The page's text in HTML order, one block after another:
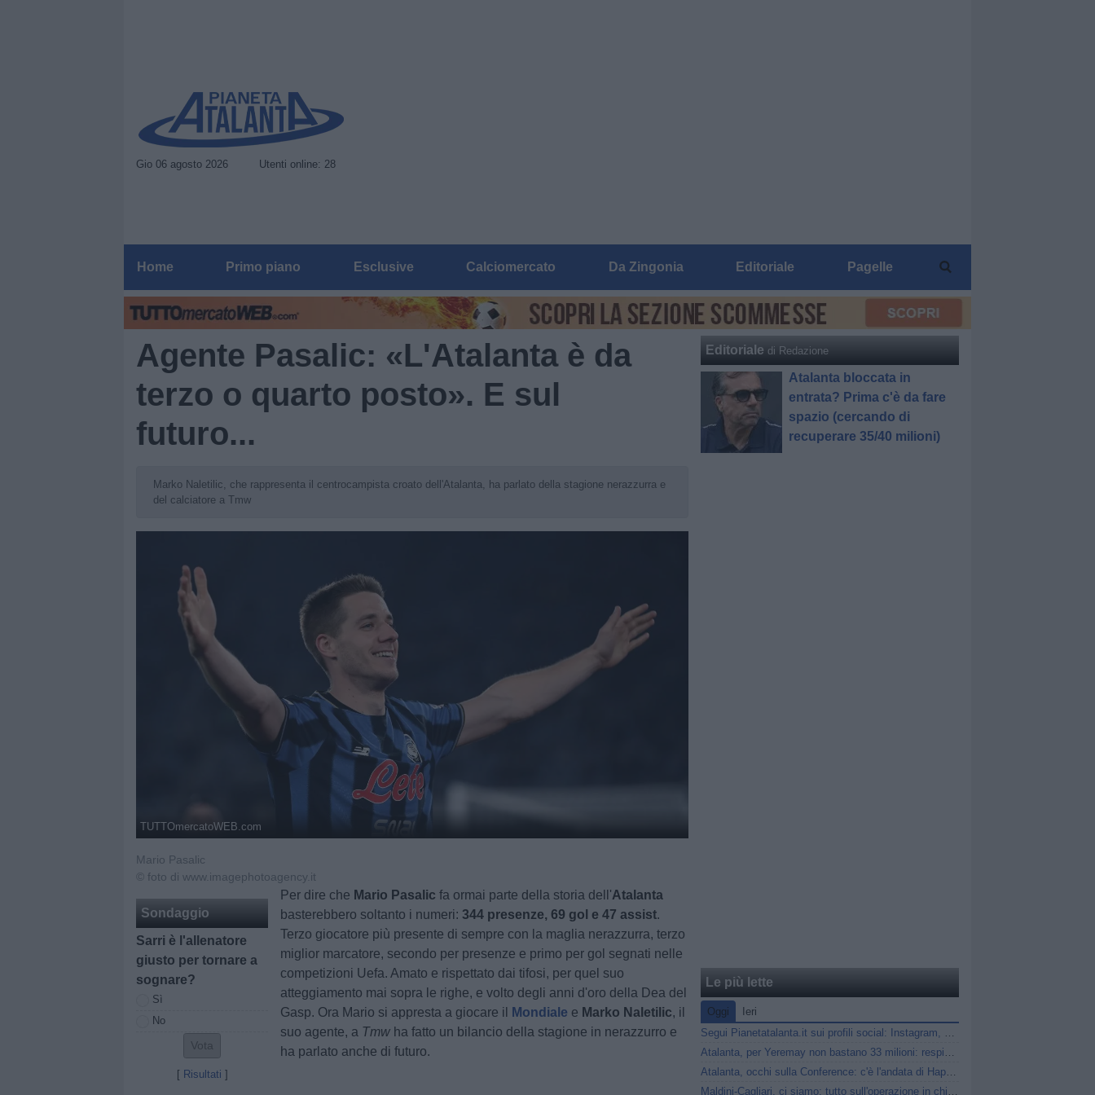
Gio 06 agosto 2026 Utenti online: 28
Home Primo piano Esclusive Calciomercato Da Zingonia Editoriale Pagelle
Agente Pasalic: «L'Atalanta è da
terzo o quarto posto». E sul
futuro...
Marko Naletilic, che rappresenta il centrocampista croato dell'Atalanta, ha parlato della stagione nerazzurra e
del calciatore a Tmw
TUTTOmercatoWEB.com
Mario Pasalic
© foto di www.imagephotoagency.it
Sondaggio
Sarri è l'allenatore
giusto per tornare a
sognare?
Sì
No
[ Risultati ]
Per dire che Mario Pasalic fa ormai parte della storia dell'Atalanta
basterebbero soltanto i numeri:344 presenze, 69 gol e 47 assist.
Terzo giocatore più presente di sempre con la maglia nerazzurra, terzo
miglior marcatore, secondo per presenze e primo per gol segnati nelle
competizioni Uefa. Amato e rispettato dai tifosi, per quel suo
atteggiamento mai sopra le righe, e volto degli anni d'oro della Dea del
Gasp. Ora Mario si appresta a giocare il
Mondiale e Marko Naletilic, il
suo agente, a Tmw ha fatto un bilancio della stagione in nerazzurro e
ha parlato anche di futuro.
Editoriale di Redazione
Atalanta bloccata in
entrata? Prima c'è da fare
spazio (cercando di
recuperare 35/40 milioni)
Le più lette
Oggi
Ieri
Segui Pianetatalanta.it sui profili social: Instagram, X e Facebook
Atalanta, per Yeremay non bastano 33 milioni: respinta dal Depor l'offerta dell'Hull
Atalanta, occhi sulla Conference: c'è l'andata di Hapoel Tel Aviv-Katowice
Maldini-Cagliari, ci siamo: tutto sull'operazione in chiusura